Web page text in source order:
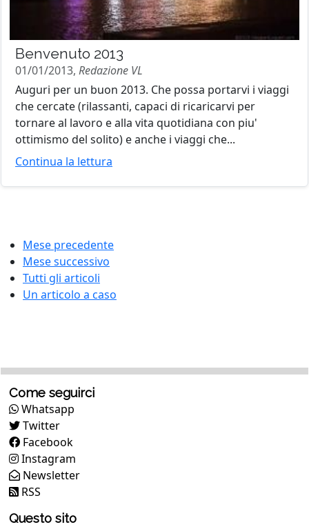
Benvenuto 2013
01/01/2013, Redazione VL
Auguri per un buon 2013. Che possa portarvi i viaggi
che cercate (rilassanti, capaci di ricaricarvi per
tornare al lavoro e alla vita quotidiana con piu'
ottimismo del solito) e anche i viaggi che...
Continua la lettura
Mese precedente
Mese successivo
Tutti gli articoli
Un articolo a caso
Come seguirci
Whatsapp
Twitter
Facebook
Instagram
Newsletter
RSS
Questo sito